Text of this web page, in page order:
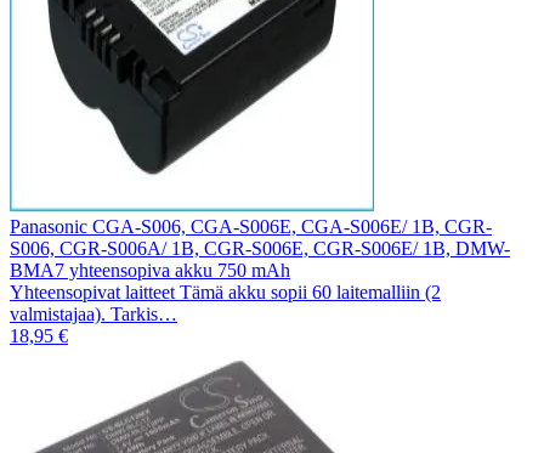
Panasonic CGA-S006, CGA-S006E, CGA-S006E/ 1B, CGR-
S006, CGR-S006A/ 1B, CGR-S006E, CGR-S006E/ 1B, DMW-
BMA7 yhteensopiva akku 750 mAh
Yhteensopivat laitteet Tämä akku sopii 60 laitemalliin (2
valmistajaa). Tarkis…
18,95 €